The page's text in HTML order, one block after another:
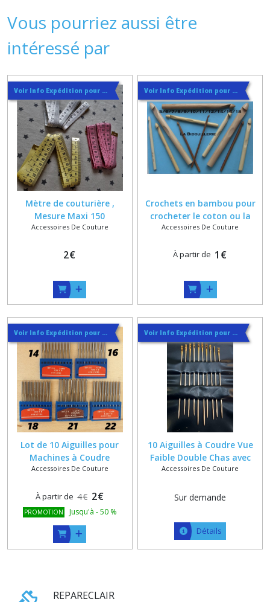
Vous pourriez aussi être
intéressé par
Voir Info Expédition pour Régler les Frais de Port au Meilleur Prix , En haut d'ecran à Droite
Mètre de couturière ,
Mesure Maxi 150
Centimètres ou 60 Pouces
Accessoires De Couture
2€
Voir Info Expédition pour Régler les Frais de Port au Meilleur Prix , En haut d'ecran à Droite
Crochets en bambou pour
crocheter le coton ou la
laine , tailles 5 , 6 , 7 , 8 , 9 ,
Accessoires De Couture
À partir de 1 €
Voir Info Expédition pour Régler les Frais de Port au Meilleur Prix , En haut d'ecran à Droite
Lot de 10 Aiguilles pour
Machines à Coudre
Industrielles 14 , 16 , 18 , 19
Accessoires De Couture
À partir de 4€ 2€
PROMOTION Jusqu'à -50 %
Voir Info Expédition pour Régler les Frais de Port au Meilleur Prix , En haut d'ecran à Droite
10 Aiguilles à Coudre Vue
Faible Double Chas avec
Passage du Fil sans Enfilage
Accessoires De Couture
Sur demande
Détails
REPARECLAIR